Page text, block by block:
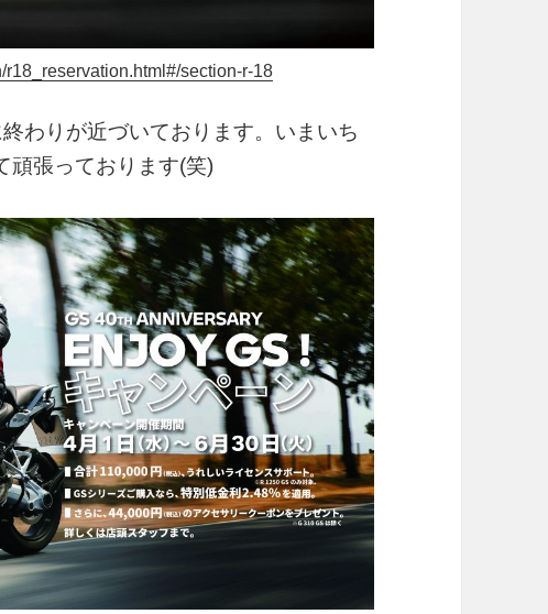
section-r-18
わりが近づいております。いまいち
頑張っております(笑)